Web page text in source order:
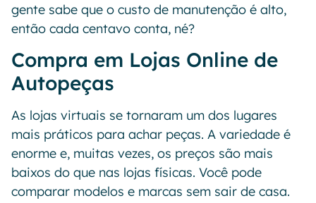
gente sabe que o custo de manutenção é alto,
então cada centavo conta, né?
Compra em Lojas Online de
Autopeças
As lojas virtuais se tornaram um dos lugares
mais práticos para achar peças. A variedade é
enorme e, muitas vezes, os preços são mais
baixos do que nas lojas físicas. Você pode
comparar modelos e marcas sem sair de casa.